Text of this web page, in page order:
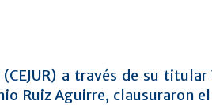
a través de su
Ruiz Aguirre, clausuraron